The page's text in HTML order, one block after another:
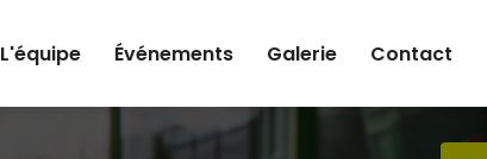
L'équipe Événements Galerie Contact